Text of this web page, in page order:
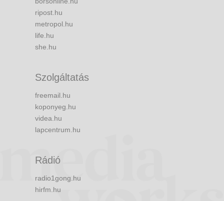
ripost.hu
metropol.hu
life.hu
she.hu
Szolgáltatás
freemail.hu
koponyeg.hu
videa.hu
lapcentrum.hu
Rádió
radio1gong.hu
hirfm.hu